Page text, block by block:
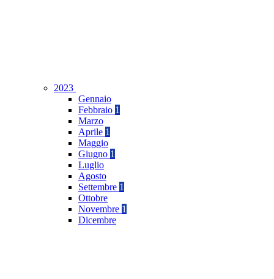
2023
Gennaio
Febbraio 1
Marzo
Aprile 1
Maggio
Giugno 1
Luglio
Agosto
Settembre 1
Ottobre
Novembre 1
Dicembre